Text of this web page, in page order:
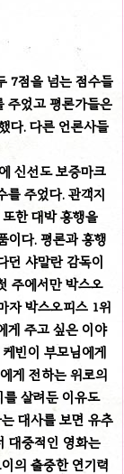
7점을 넘는 점수들
주었고 평론가들은
다. 다른 언론사들
신선도 보증마크
를 주었다. 관객지
한 대박 흥행을
이다. 평론과 흥행
던 샤말란 감독이
주에서만 박스오
자 박스오피스 1위
게 주고 싶은 이야
빈이 부모님에게
게 전하는 위로의
를 살려둔 이유도
대사를 보면 유추
대중적인 영화는
의 출중한 연기력